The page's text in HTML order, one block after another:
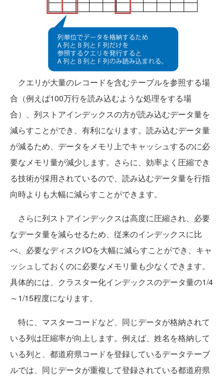
クエリが大量のレコードを含むテーブルを参照する場
合（例えば100万行を読み込むような処理をする場
合）、列ストアインデックスの方が読み込むデータ量を
減らすことができ、有利になります。読み込むデータ量
が減るため、データをメモリ上でキャッシュするのに必
要なメモリ量が減少します。さらに、効率よく圧縮でき
る技術が採用されているので、読み込むデータ量を行指
向時よりも大幅に減らすことができます。
さらに列ストアインデックスは高度に圧縮され、必要
なデータ量を減らせるため、従来のインデックスに比
べ、必要なディスクI/Oを大幅に減らすことができ、キャ
ッシュしておくのに必要なメモリ量も少なくできます。
具体的には、クラスター化インデックスのデータ量の1/4
～1/15程度になります。
特に、マスターコードなど、同じデータが格納されて
いる列は圧縮率が向上します。例えば、姓名を格納して
いる列と、都道府県コードを登録しているデータテーブ
ルでは、同じデータが重複して登録されている都道府県